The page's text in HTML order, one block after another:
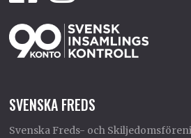
SVENSKA FREDS
Svenska Freds- och